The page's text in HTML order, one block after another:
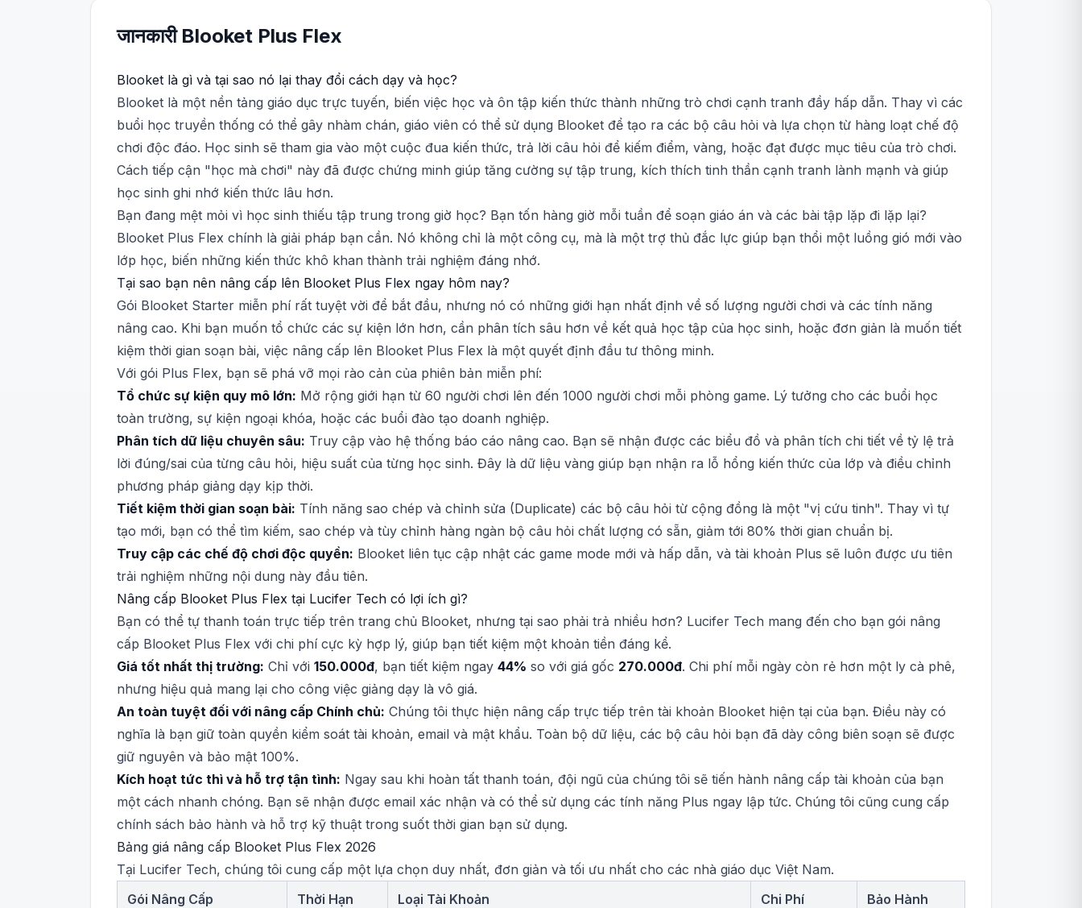
जानकारी Blooket Plus Flex
Blooket là gì và tại sao nó lại thay đổi cách dạy và học?
Blooket là một nền tảng giáo dục trực tuyến, biến việc học và ôn tập kiến thức thành những trò chơi cạnh tranh đầy hấp dẫn. Thay vì các
buổi học truyền thống có thể gây nhàm chán, giáo viên có thể sử dụng Blooket để tạo ra các bộ câu hỏi và lựa chọn từ hàng loạt chế độ
chơi độc đáo. Học sinh sẽ tham gia vào một cuộc đua kiến thức, trả lời câu hỏi để kiếm điểm, vàng, hoặc đạt được mục tiêu của trò chơi.
Cách tiếp cận "học mà chơi" này đã được chứng minh giúp tăng cường sự tập trung, kích thích tinh thần cạnh tranh lành mạnh và giúp
học sinh ghi nhớ kiến thức lâu hơn.
Bạn đang mệt mỏi vì học sinh thiếu tập trung trong giờ học? Bạn tốn hàng giờ mỗi tuần để soạn giáo án và các bài tập lặp đi lặp lại?
Blooket Plus Flex chính là giải pháp bạn cần. Nó không chỉ là một công cụ, mà là một trợ thủ đắc lực giúp bạn thổi một luồng gió mới vào
lớp học, biến những kiến thức khô khan thành trải nghiệm đáng nhớ.
Tại sao bạn nên nâng cấp lên Blooket Plus Flex ngay hôm nay?
Gói Blooket Starter miễn phí rất tuyệt vời để bắt đầu, nhưng nó có những giới hạn nhất định về số lượng người chơi và các tính năng
nâng cao. Khi bạn muốn tổ chức các sự kiện lớn hơn, cần phân tích sâu hơn về kết quả học tập của học sinh, hoặc đơn giản là muốn tiết
kiệm thời gian soạn bài, việc nâng cấp lên Blooket Plus Flex là một quyết định đầu tư thông minh.
Với gói Plus Flex, bạn sẽ phá vỡ mọi rào cản của phiên bản miễn phí:
Tổ chức sự kiện quy mô lớn: Mở rộng giới hạn từ 60 người chơi lên đến 1000 người chơi mỗi phòng game. Lý tưởng cho các buổi học
toàn trường, sự kiện ngoại khóa, hoặc các buổi đào tạo doanh nghiệp.
Phân tích dữ liệu chuyên sâu: Truy cập vào hệ thống báo cáo nâng cao. Bạn sẽ nhận được các biểu đồ và phân tích chi tiết về tỷ lệ trả
lời đúng/sai của từng câu hỏi, hiệu suất của từng học sinh. Đây là dữ liệu vàng giúp bạn nhận ra lỗ hổng kiến thức của lớp và điều chỉnh
phương pháp giảng dạy kịp thời.
Tiết kiệm thời gian soạn bài: Tính năng sao chép và chỉnh sửa (Duplicate) các bộ câu hỏi từ cộng đồng là một "vị cứu tinh". Thay vì tự
tạo mới, bạn có thể tìm kiếm, sao chép và tùy chỉnh hàng ngàn bộ câu hỏi chất lượng có sẵn, giảm tới 80% thời gian chuẩn bị.
Truy cập các chế độ chơi độc quyền: Blooket liên tục cập nhật các game mode mới và hấp dẫn, và tài khoản Plus sẽ luôn được ưu tiên
trải nghiệm những nội dung này đầu tiên.
Nâng cấp Blooket Plus Flex tại Lucifer Tech có lợi ích gì?
Bạn có thể tự thanh toán trực tiếp trên trang chủ Blooket, nhưng tại sao phải trả nhiều hơn? Lucifer Tech mang đến cho bạn gói nâng
cấp Blooket Plus Flex với chi phí cực kỳ hợp lý, giúp bạn tiết kiệm một khoản tiền đáng kể.
Giá tốt nhất thị trường: Chỉ với 150.000đ, bạn tiết kiệm ngay 44% so với giá gốc 270.000đ. Chi phí mỗi ngày còn rẻ hơn một ly cà phê,
nhưng hiệu quả mang lại cho công việc giảng dạy là vô giá.
An toàn tuyệt đối với nâng cấp Chính chủ: Chúng tôi thực hiện nâng cấp trực tiếp trên tài khoản Blooket hiện tại của bạn. Điều này có
nghĩa là bạn giữ toàn quyền kiểm soát tài khoản, email và mật khẩu. Toàn bộ dữ liệu, các bộ câu hỏi bạn đã dày công biên soạn sẽ được
giữ nguyên và bảo mật 100%.
Kích hoạt tức thì và hỗ trợ tận tình: Ngay sau khi hoàn tất thanh toán, đội ngũ của chúng tôi sẽ tiến hành nâng cấp tài khoản của bạn
một cách nhanh chóng. Bạn sẽ nhận được email xác nhận và có thể sử dụng các tính năng Plus ngay lập tức. Chúng tôi cũng cung cấp
chính sách bảo hành và hỗ trợ kỹ thuật trong suốt thời gian bạn sử dụng.
Bảng giá nâng cấp Blooket Plus Flex 2026
Tại Lucifer Tech, chúng tôi cung cấp một lựa chọn duy nhất, đơn giản và tối ưu nhất cho các nhà giáo dục Việt Nam.
Gói Nâng Cấp
Thời Hạn Loại Tài Khoản Chi Phí Bảo Hành